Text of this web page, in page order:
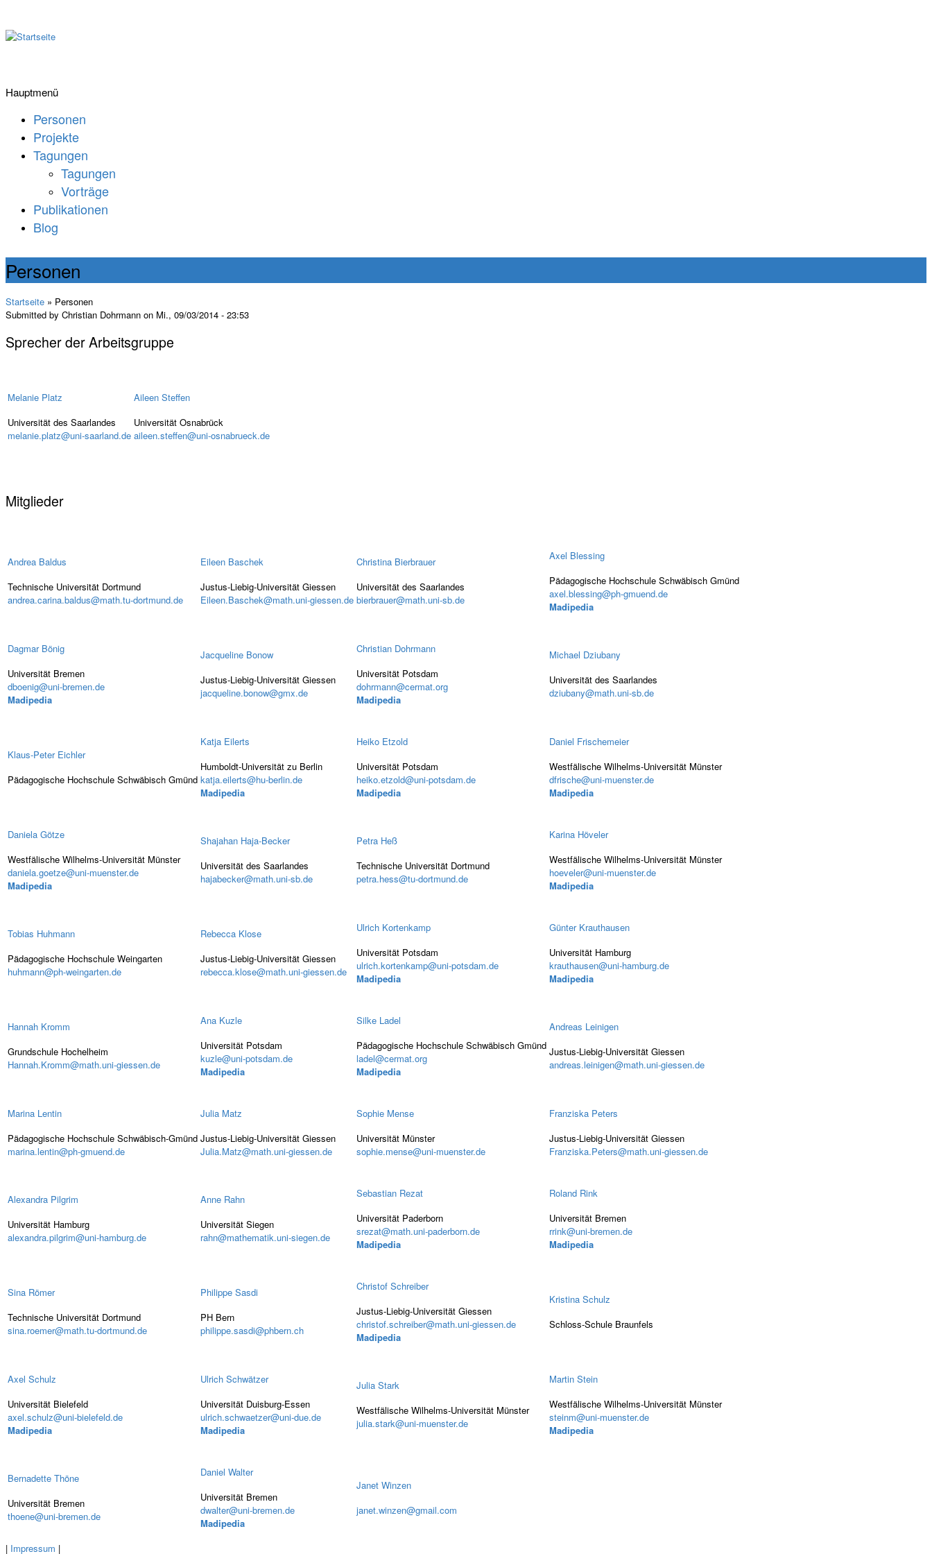
Hauptmenü
Personen
Projekte
Tagungen
Tagungen
Vorträge
Publikationen
Blog
Personen
Startseite » Personen
Submitted by Christian Dohrmann on Mi., 09/03/2014 - 23:53
Sprecher der Arbeitsgruppe
Melanie Platz
Universität des Saarlandes
melanie.platz@uni-saarland.de
Aileen Steffen
Universität Osnabrück
aileen.steffen@uni-osnabrueck.de
Mitglieder
Andrea Baldus
Technische Universität Dortmund
andrea.carina.baldus@math.tu-dortmund.de
Eileen Baschek
Justus-Liebig-Universität Giessen
Eileen.Baschek@math.uni-giessen.de
Christina Bierbrauer
Universität des Saarlandes
bierbrauer@math.uni-sb.de
Axel Blessing
Pädagogische Hochschule Schwäbisch Gmünd
axel.blessing@ph-gmuend.de
Madipedia
Dagmar Bönig
Universität Bremen
dboenig@uni-bremen.de
Madipedia
Jacqueline Bonow
Justus-Liebig-Universität Giessen
jacqueline.bonow@gmx.de
Christian Dohrmann
Universität Potsdam
dohrmann@cermat.org
Madipedia
Michael Dziubany
Universität des Saarlandes
dziubany@math.uni-sb.de
Klaus-Peter Eichler
Pädagogische Hochschule Schwäbisch Gmünd
Katja Eilerts
Humboldt-Universität zu Berlin
katja.eilerts@hu-berlin.de
Madipedia
Heiko Etzold
Universität Potsdam
heiko.etzold@uni-potsdam.de
Madipedia
Daniel Frischemeier
Westfälische Wilhelms-Universität Münster
dfrische@uni-muenster.de
Madipedia
Daniela Götze
Westfälische Wilhelms-Universität Münster
daniela.goetze@uni-muenster.de
Madipedia
Shajahan Haja-Becker
Universität des Saarlandes
hajabecker@math.uni-sb.de
Petra Heß
Technische Universität Dortmund
petra.hess@tu-dortmund.de
Karina Höveler
Westfälische Wilhelms-Universität Münster
hoeveler@uni-muenster.de
Madipedia
Tobias Huhmann
Pädagogische Hochschule Weingarten
huhmann@ph-weingarten.de
Rebecca Klose
Justus-Liebig-Universität Giessen
rebecca.klose@math.uni-giessen.de
Ulrich Kortenkamp
Universität Potsdam
ulrich.kortenkamp@uni-potsdam.de
Madipedia
Günter Krauthausen
Universität Hamburg
krauthausen@uni-hamburg.de
Madipedia
Hannah Kromm
Grundschule Hochelheim
Hannah.Kromm@math.uni-giessen.de
Ana Kuzle
Universität Potsdam
kuzle@uni-potsdam.de
Madipedia
Silke Ladel
Pädagogische Hochschule Schwäbisch Gmünd
ladel@cermat.org
Madipedia
Andreas Leinigen
Justus-Liebig-Universität Giessen
andreas.leinigen@math.uni-giessen.de
Marina Lentin
Pädagogische Hochschule Schwäbisch-Gmünd
marina.lentin@ph-gmuend.de
Julia Matz
Justus-Liebig-Universität Giessen
Julia.Matz@math.uni-giessen.de
Sophie Mense
Universität Münster
sophie.mense@uni-muenster.de
Franziska Peters
Justus-Liebig-Universität Giessen
Franziska.Peters@math.uni-giessen.de
Alexandra Pilgrim
Universität Hamburg
alexandra.pilgrim@uni-hamburg.de
Anne Rahn
Universität Siegen
rahn@mathematik.uni-siegen.de
Sebastian Rezat
Universität Paderborn
srezat@math.uni-paderborn.de
Madipedia
Roland Rink
Universität Bremen
rrink@uni-bremen.de
Madipedia
Sina Römer
Technische Universität Dortmund
sina.roemer@math.tu-dortmund.de
Philippe Sasdi
PH Bern
philippe.sasdi@phbern.ch
Christof Schreiber
Justus-Liebig-Universität Giessen
christof.schreiber@math.uni-giessen.de
Madipedia
Kristina Schulz
Schloss-Schule Braunfels
Axel Schulz
Universität Bielefeld
axel.schulz@uni-bielefeld.de
Madipedia
Ulrich Schwätzer
Universität Duisburg-Essen
ulrich.schwaetzer@uni-due.de
Madipedia
Julia Stark
Westfälische Wilhelms-Universität Münster
julia.stark@uni-muenster.de
Martin Stein
Westfälische Wilhelms-Universität Münster
steinm@uni-muenster.de
Madipedia
Bernadette Thöne
Universität Bremen
thoene@uni-bremen.de
Daniel Walter
Universität Bremen
dwalter@uni-bremen.de
Madipedia
Janet Winzen
janet.winzen@gmail.com
| Impressum |